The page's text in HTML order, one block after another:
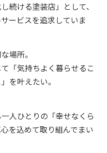
続ける塗装店」として、
ービスを追求していま
場所。
「気持ちよく暮らせるこ
を叶えたい。
人ひとりの「幸せなくら
を込めて取り組んでまい